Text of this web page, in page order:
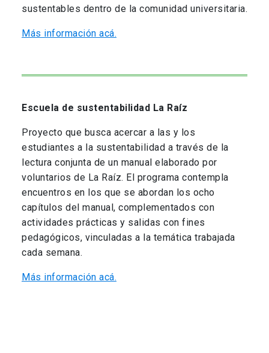
sustentables dentro de la comunidad universitaria.
Más información acá.
Escuela de sustentabilidad La Raíz
Proyecto que busca acercar a las y los
estudiantes a la sustentabilidad a través de la
lectura conjunta de un manual elaborado por
voluntarios de La Raíz. El programa contempla
encuentros en los que se abordan los ocho
capítulos del manual, complementados con
actividades prácticas y salidas con fines
pedagógicos, vinculadas a la temática trabajada
cada semana.
Más información acá.